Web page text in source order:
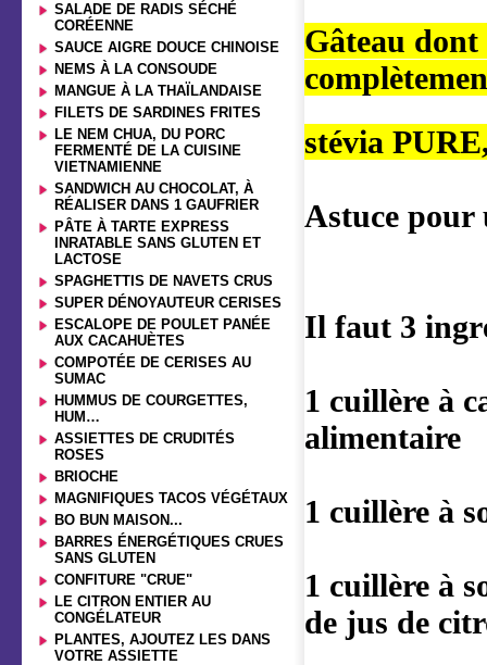
SALADE DE RADIS SÉCHÉ
CORÉENNE
SAUCE AIGRE DOUCE CHINOISE
NEMS À LA CONSOUDE
MANGUE À LA THAÏLANDAISE
FILETS DE SARDINES FRITES
LE NEM CHUA, DU PORC
FERMENTÉ DE LA CUISINE
VIETNAMIENNE
SANDWICH AU CHOCOLAT, À
RÉALISER DANS 1 GAUFRIER
PÂTE À TARTE EXPRESS
INRATABLE SANS GLUTEN ET
LACTOSE
SPAGHETTIS DE NAVETS CRUS
SUPER DÉNOYAUTEUR CERISES
ESCALOPE DE POULET PANÉE
AUX CACAHUÈTES
COMPOTÉE DE CERISES AU
SUMAC
HUMMUS DE COURGETTES,
HUM…
ASSIETTES DE CRUDITÉS
ROSES
BRIOCHE
MAGNIFIQUES TACOS VÉGÉTAUX
BO BUN MAISON...
BARRES ÉNERGÉTIQUES CRUES
SANS GLUTEN
CONFITURE "CRUE"
LE CITRON ENTIER AU
CONGÉLATEUR
PLANTES, AJOUTEZ LES DANS
VOTRE ASSIETTE
Gâteau
stévia
Astuce
Il faut 3
1 cuillère à
alimentaire
1 cuillère à
1 cuillère à
de jus de